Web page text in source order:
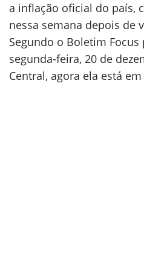
a inflação oficial do país,
nessa semana depois de
Segundo o Boletim
segunda-feira, 20 de
Central, agora ela está em